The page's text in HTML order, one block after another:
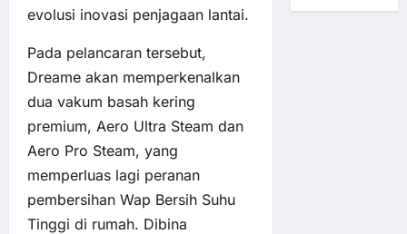
evolusi inovasi penjagaan lantai.
Pada pelancaran tersebut,
Dreame akan memperkenalkan
dua vakum basah kering
premium, Aero Ultra Steam dan
Aero Pro Steam, yang
memperluas lagi peranan
pembersihan Wap Bersih Suhu
Tinggi di rumah. Dibina